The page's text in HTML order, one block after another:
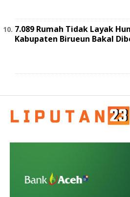
7.089 Rumah Tidak Layak
Kabupaten Birueun Bakal